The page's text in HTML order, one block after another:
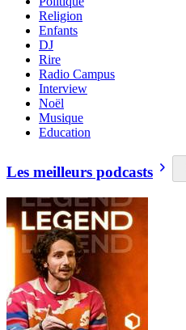
Religion
Enfants
DJ
Rire
Radio Campus
Interview
Noël
Musique
Education
Les meilleurs podcasts